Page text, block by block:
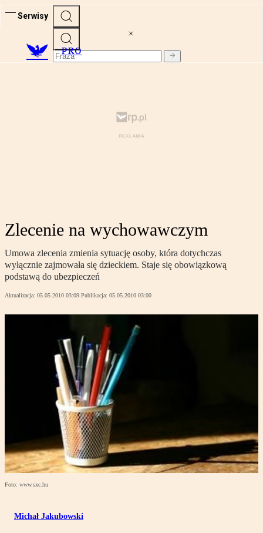
Serwisy
PRO
Zlecenie na wychowawczym
Umowa zlecenia zmienia sytuację osoby, która dotychczas
wyłącznie zajmowała się dzieckiem. Staje się obowiązkową
podstawą do ubezpieczeń
Aktualizacja: 05.05.2010 03:09 Publikacja: 05.05.2010 03:00
Foto: www.sxc.hu
Michał Jakubowski